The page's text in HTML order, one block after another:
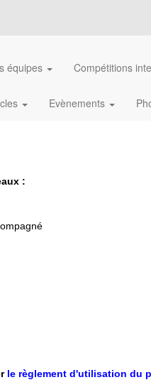
équipes Compétitions
Evènements
:
le règlement d'utilisation du